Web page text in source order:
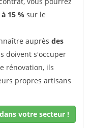
à 15 % sur le
auprès des
doivent s'occuper
rénovation, ils
propres artisans
votre secteur !